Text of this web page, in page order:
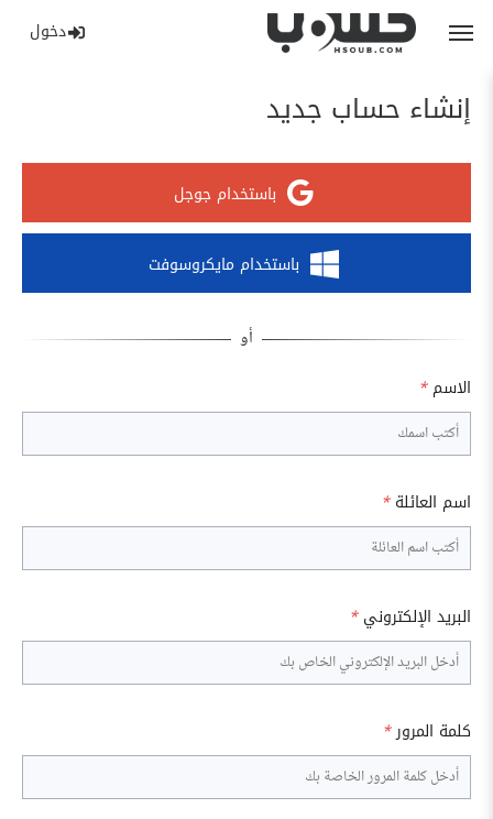
دخول
إنشاء حساب جديد
باستخدام جوجل
باستخدام مايكروسوفت
الاسم *
اسم العائلة *
البريد الإلكتروني *
كلمة المرور*